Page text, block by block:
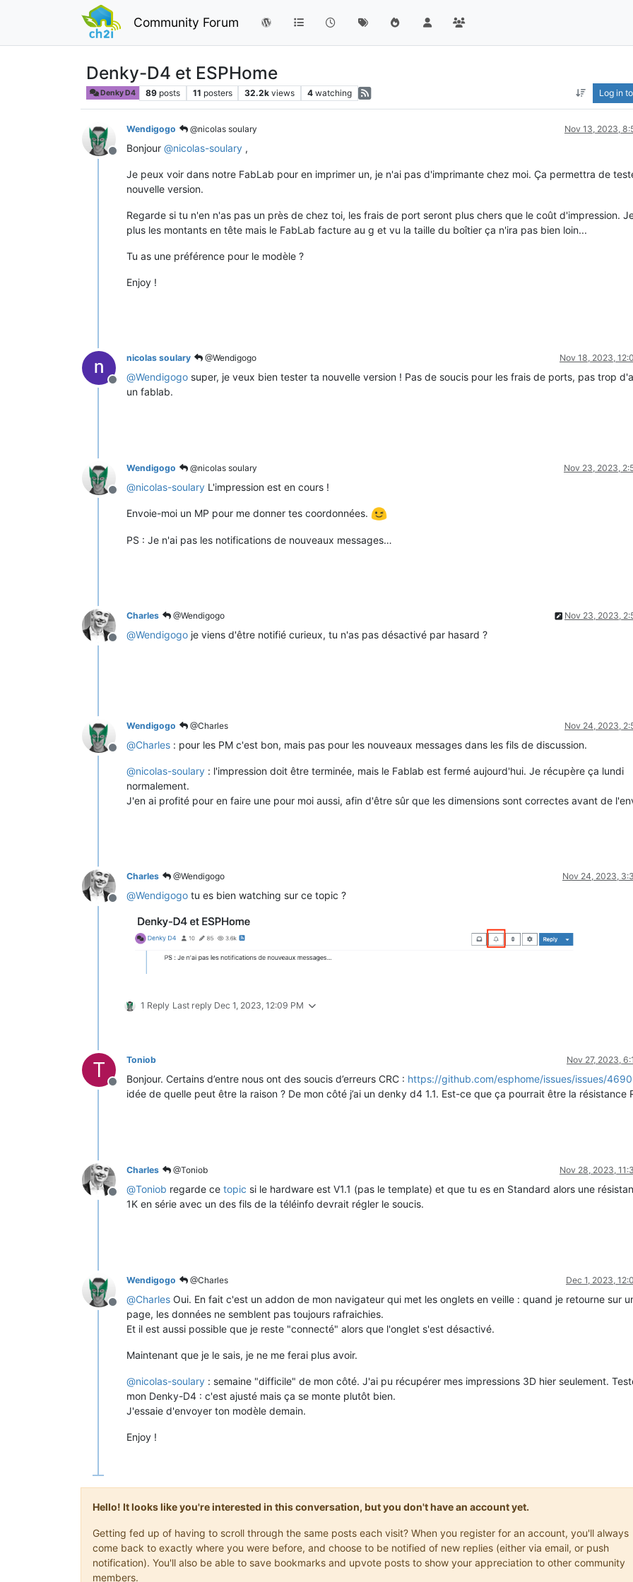
Community Forum
Denky-D4 et ESPHome
Denky D4 89 posts 11 posters 32.2k views 4 watching Log in
Offline
Wendigogo @nicolas soulary Nov 13, 2023,
Bonjour @nicolas-soulary ,
Je peux voir dans notre FabLab pour en imprimer un, je n'ai pas d'imprimante chez moi. Ça permettra de
nouvelle version.
Regarde si tu n'en n'as pas un près de chez toi, les frais de port seront plus chers que le coût d'impression.
plus les montants en tête mais le FabLab facture au g et vu la taille du boîtier ça n'ira pas bien loin...
Tu as une préférence pour le modèle ?
Enjoy !
Offline
nicolas soulary @Wendigogo Nov 18, 2023,
@Wendigogo super, je veux bien tester ta nouvelle version ! Pas de soucis pour les frais de ports, pas trop
un fablab.
Offline
Wendigogo @nicolas soulary Nov 23, 2023,
@nicolas-soulary L'impression est en cours !
Envoie-moi un MP pour me donner tes coordonnées.
PS : Je n'ai pas les notifications de nouveaux messages…
Offline
Charles @Wendigogo Nov 23, 2023,
@Wendigogo je viens d'être notifié curieux, tu n'as pas désactivé par hasard ?
Offline
Wendigogo @Charles Nov 24, 2023,
@Charles : pour les PM c'est bon, mais pas pour les nouveaux messages dans les fils de discussion.
@nicolas-soulary : l'impression doit être terminée, mais le Fablab est fermé aujourd'hui. Je récupère ça lundi
normalement.
J'en ai profité pour en faire une pour moi aussi, afin d'être sûr que les dimensions sont correctes avant de
Offline
Charles @Wendigogo Nov 24, 2023,
@Wendigogo tu es bien watching sur ce topic ?
1 Reply Last reply Dec 1, 2023, 12:09 PM
T
Offline
Toniob Nov 27, 2023,
Bonjour. Certains d’entre nous ont des soucis d’erreurs CRC : https://github.com/esphome/issues/issues/4690
idée de quelle peut être la raison ? De mon côté j’ai un denky d4 1.1. Est-ce que ça pourrait être la résistance
Offline
Charles @Toniob Nov 28, 2023,
@Toniob regarde ce topic si le hardware est V1.1 (pas le template) et que tu es en Standard alors une
1K en série avec un des fils de la téléinfo devrait régler le soucis.
Offline
Wendigogo @Charles Dec 1, 2023,
@Charles Oui. En fait c'est un addon de mon navigateur qui met les onglets en veille : quand je retourne sur
page, les données ne semblent pas toujours rafraichies.
Et il est aussi possible que je reste "connecté" alors que l'onglet s'est désactivé.
Maintenant que je le sais, je ne me ferai plus avoir.
@nicolas-soulary : semaine "difficile" de mon côté. J'ai pu récupérer mes impressions 3D hier seulement.
mon Denky-D4 : c'est ajusté mais ça se monte plutôt bien.
J'essaie d'envoyer ton modèle demain.
Enjoy !
Hello! It looks like you're interested in this conversation, but you don't have an account yet.
Getting fed up of having to scroll through the same posts each visit? When you register for an account, you'll always
come back to exactly where you were before, and choose to be notified of new replies (either via email, or push
notification). You'll also be able to save bookmarks and upvote posts to show your appreciation to other community
members.